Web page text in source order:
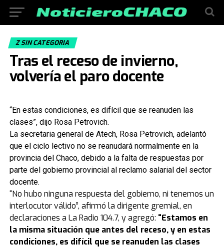
Z SIN CATEGORIA
Tras el receso de invierno,
volvería el paro docente
“En estas condiciones, es difícil que se reanuden las
clases”, dijo Rosa Petrovich.
La secretaria general de Atech, Rosa Petrovich, adelantó
que el ciclo lectivo no se reanudará normalmente en la
provincia del Chaco, debido a la falta de respuestas por
parte del gobierno provincial al reclamo salarial del sector
docente.
“No hubo ninguna respuesta del gobierno, ni tenemos un
interlocutor válido”, afirmó la dirigente gremial, en
declaraciones a La Radio 104.7, y agregó: “Estamos en
la misma situación que antes del receso, y en estas
condiciones, es difícil que se reanuden las clases